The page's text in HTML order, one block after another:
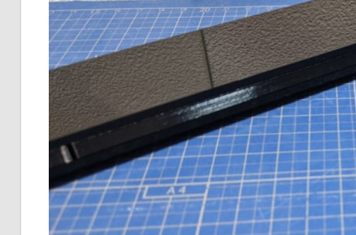
た
な
い
情
報
を
世
へ
発